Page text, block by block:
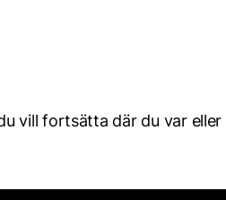
vill fortsätta där du var